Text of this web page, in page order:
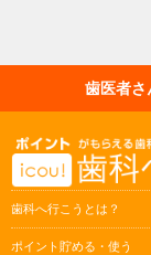
歯医者
歯科へ行こうとは？
ポイント貯める・使う